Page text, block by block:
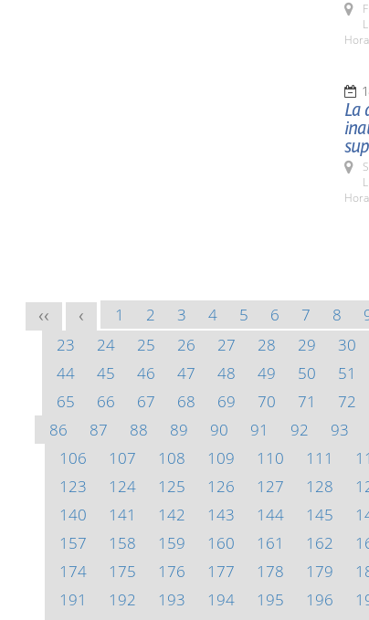
La
<< < 1 2 3 4 5 6 7 8
23
24 25 26 27 28 29 30
44
45 46 47 48 49 50 51
65
66 67 68 69 70 71 72
86
87 88 89 90 91 92 93
106
107 108 109 110 111
123
124 125 126 127 128
140
141 142 143 144 145
157
158 159 160 161 162
174
175 176 177 178 179
191
192 193 194 195 196